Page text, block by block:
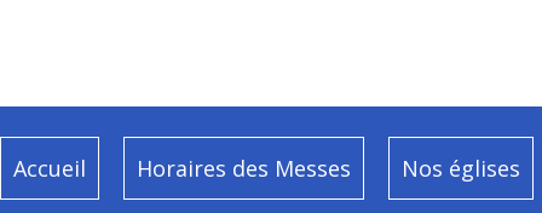
Accueil Horaires des Messes Nos églises